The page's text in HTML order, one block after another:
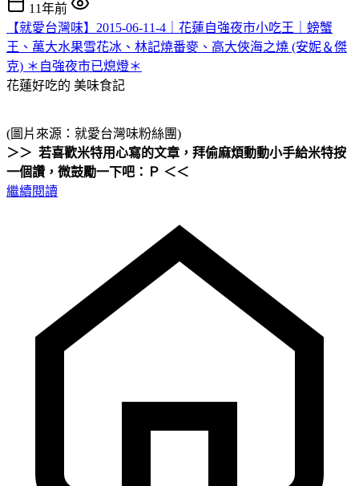
11年前
【就愛台灣味】2015-06-11-4｜花蓮自強夜市小吃王｜螃蟹
王、萬大水果雪花冰、林記燒番麥、高大俠海之燒 (安妮＆傑
克) ＊自強夜市已熄燈＊
花蓮好吃的 美味食記
(圖片來源：就愛台灣味粉絲團)
＞＞ 若喜歡米特用心寫的文章，拜偷麻煩動動小手給米特按
一個讚，微鼓勵一下吧：Ｐ ＜＜
繼續閱讀